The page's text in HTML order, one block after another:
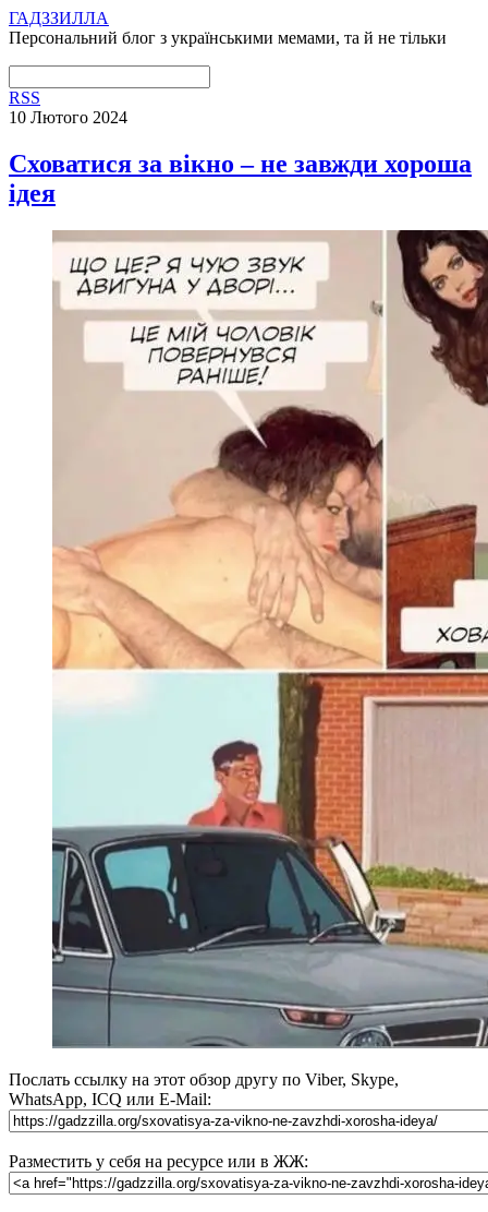
ГАДЗЗИЛЛА
Персональний блог з українськими мемами, та й не тільки
RSS
10 Лютого 2024
Сховатися за вікно – не завжди хороша
ідея
Послать ссылку на этот обзор другу по Viber, Skype,
WhatsApp, ICQ или E-Mail:
Разместить у себя на ресурсе или в ЖЖ: